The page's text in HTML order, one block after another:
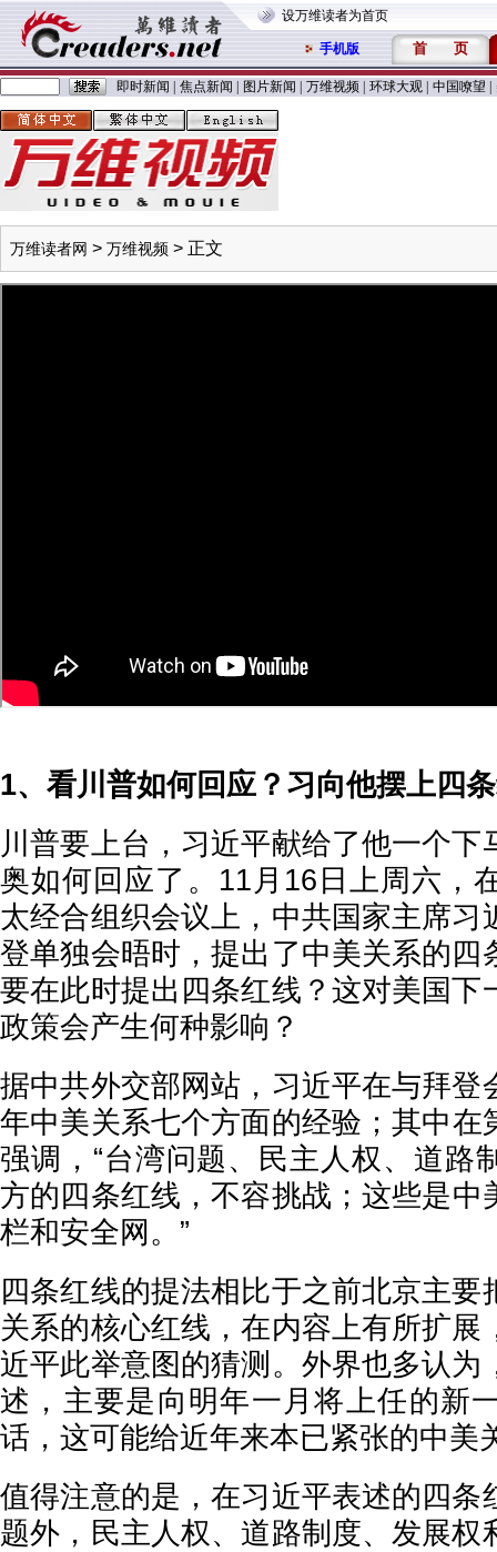
设万维读者为首页
手机版 首 页
即时新闻 焦点新闻 图片新闻 万维视频 环球大观 中国嘹望
万维读者网 > 万维视频 > 正文
1、看川普如何回应？习向他摆上四
川普要上台，习近平献给了他一个下
奥如何回应了。11月16日上周六，
太经合组织会议上，中共国家主席习
登单独会晤时，提出了中美关系的四
要在此时提出四条红线？这对美国下
政策会产生何种影响？
据中共外交部网站，习近平在与拜登
年中美关系七个方面的经验；其中在
强调，“台湾问题、民主人权、道路
方的四条红线，不容挑战；这些是中
栏和安全网。”
四条红线的提法相比于之前北京主要
关系的核心红线，在内容上有所扩展
近平此举意图的猜测。外界也多认为
述，主要是向明年一月将上任的新
话，这可能给近年来本已紧张的中美
值得注意的是，在习近平表述的四条
题外，民主人权、道路制度、发展权